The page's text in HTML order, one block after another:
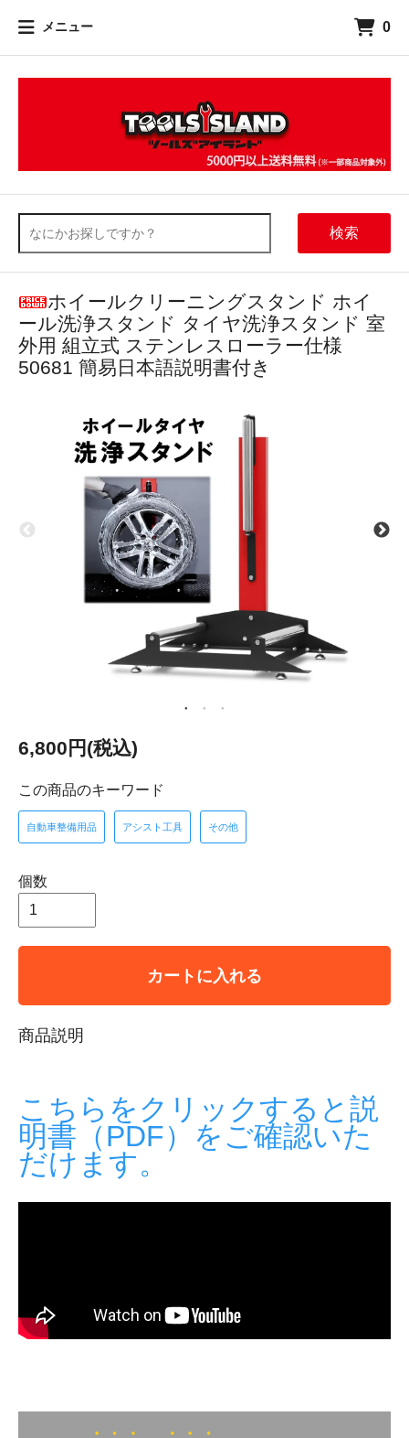
メニュー 0
検索
ホイールクリーニングスタンド ホイ
ール洗浄スタンド タイヤ洗浄スタンド 室
外用 組立式 ステンレスローラー仕様
50681 簡易日本語説明書付き
6,800円(税込)
この商品のキーワード
自動車整備用品 アシスト工具 その他
個数
カートに入れる
商品説明
こちらをクリックすると説
明書（PDF）をご確認いた
だけます。